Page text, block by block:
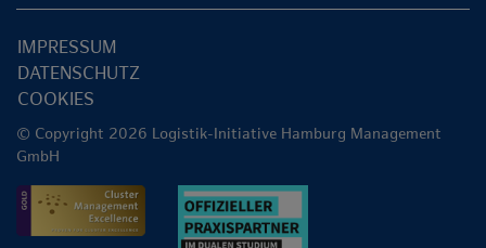
IMPRESSUM
DATENSCHUTZ
COOKIES
© Copyright 2026 Logistik-Initiative Hamburg Management
GmbH